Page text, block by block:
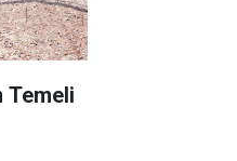
Temeli